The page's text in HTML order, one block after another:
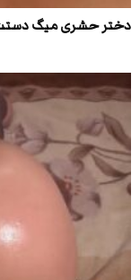
دختر حشری میگ دستت